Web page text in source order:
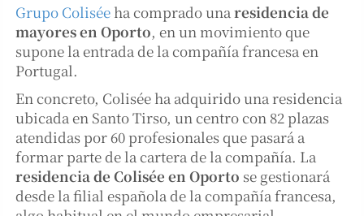
Grupo Colisée ha comprado unaresidencia de
mayores en Oporto, en un movimiento que
supone la entrada de la compañía francesa en
Portugal.
En concreto, Colisée ha adquirido una residencia
ubicada en Santo Tirso, un centro con 82 plazas
atendidas por 60 profesionales que pasará a
formar parte de la cartera de la compañía. La
residencia de Colisée en Oporto se gestionará
desde la filial española de la compañía francesa,